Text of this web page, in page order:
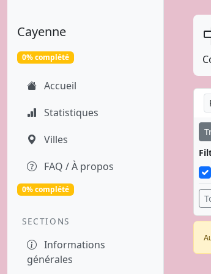
Cayenne
0% complété
Accueil
Statistiques
Villes
FAQ / À propos
0% complété
SECTIONS
Informations
générales